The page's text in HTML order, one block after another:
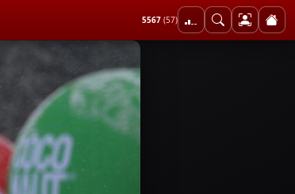
5567 (57)